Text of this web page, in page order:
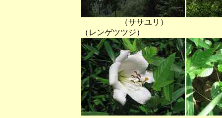
（ササユリ）
（レンゲツツジ）